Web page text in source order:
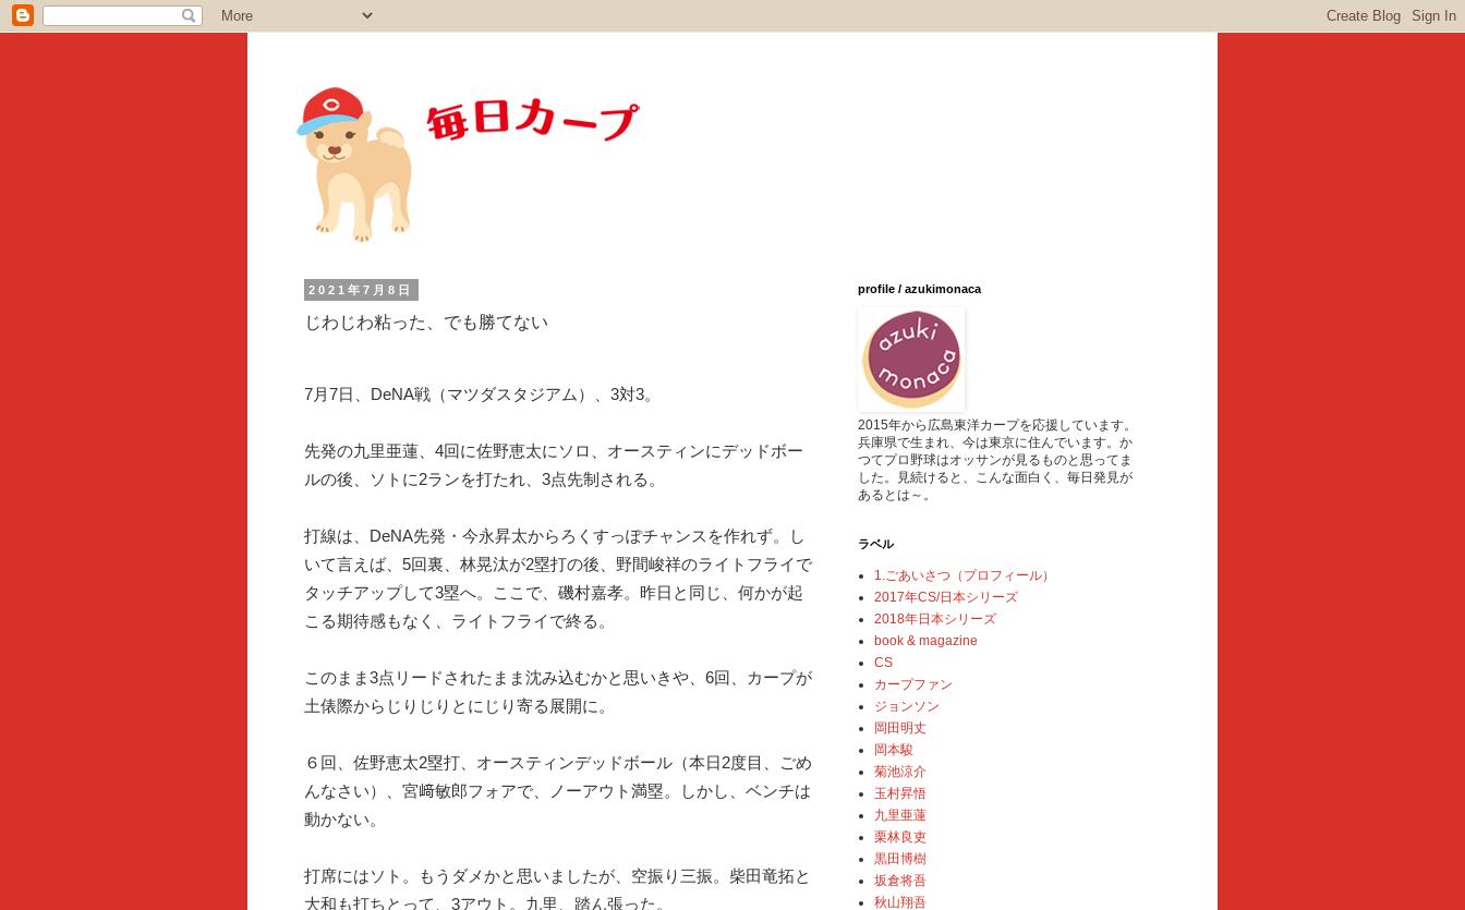
2021年7月8日
じわじわ粘った、でも勝てない
7月7日、DeNA戦（マツダスタジアム）、3対3。
先発の九里亜蓮、4回に佐野恵太にソロ、オースティンにデッドボー
ルの後、ソトに2ランを打たれ、3点先制される。
打線は、DeNA先発・今永昇太からろくすっぽチャンスを作れず。し
いて言えば、5回裏、林晃汰が2塁打の後、野間峻祥のライトフライで
タッチアップして3塁へ。ここで、磯村嘉孝。昨日と同じ、何かが起
こる期待感もなく、ライトフライで終る。
このまま3点リードされたまま沈み込むかと思いきや、6回、カープが
土俵際からじりじりとにじり寄る展開に。
６回、佐野恵太2塁打、オースティンデッドボール（本日2度目、ごめ
んなさい）、宮﨑敏郎フォアで、ノーアウト満塁。しかし、ベンチは
動かない。
打席にはソト。もうダメかと思いましたが、空振り三振。柴田竜拓と
大和も打ちとって、3アウト。九里、踏ん張った。
profile / azukimonaca
2015年から広島東洋カープを応援しています。
兵庫県で生まれ、今は東京に住んでいます。か
つてプロ野球はオッサンが見るものと思ってま
した。見続けると、こんな面白く、毎日発見が
あるとは～。
ラベル
1.ごあいさつ（プロフィール）
2017年CS/日本シリーズ
2018年日本シリーズ
book & magazine
CS
カープファン
ジョンソン
岡田明丈
岡本駿
菊池涼介
玉村昇悟
九里亜蓮
栗林良吏
黒田博樹
坂倉将吾
秋山翔吾